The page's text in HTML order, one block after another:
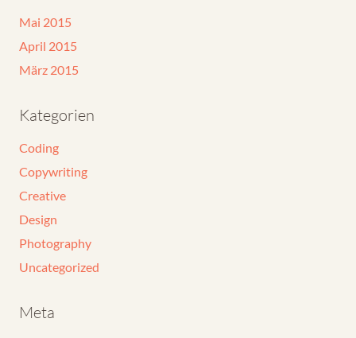
Mai 2015
April 2015
März 2015
Kategorien
Coding
Copywriting
Creative
Design
Photography
Uncategorized
Meta